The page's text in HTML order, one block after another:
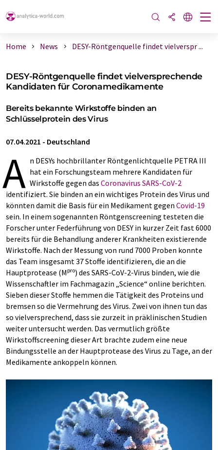
Home News DESY-Röntgenquelle findet vielverspr ...
DESY-Röntgenquelle findet vielversprechende
Kandidaten für Coronamedikamente
Bereits bekannte Wirkstoffe binden an
Schlüsselprotein des Virus
07.04.2021 - Deutschland
A n DESYs hochbrillanter Röntgenlichtquelle PETRA III
hat ein Forschungsteam mehrere Kandidaten für
Wirkstoffe gegen das Coronavirus SARS-CoV-2
identifiziert. Sie binden an ein wichtiges Protein des Virus und
könnten damit die Basis für ein Medikament gegen Covid-19
sein. In einem sogenannten Röntgenscreening testeten die
Forscher unter Federführung von DESY in kurzer Zeit fast 6000
bereits für die Behandlung anderer Krankheiten existierende
Wirkstoffe. Nach der Messung von rund 7000 Proben konnte
das Team insgesamt 37 Stoffe identifizieren, die an die
Hauptprotease (Mpro) des SARS-CoV-2-Virus binden, wie die
Wissenschaftler im Fachmagazin „Science“ online berichten.
Sieben dieser Stoffe hemmen die Tätigkeit des Proteins und
bremsen so die Vermehrung des Virus. Zwei von ihnen tun das
so vielversprechend, dass sie zurzeit in präklinischen Studien
weiter untersucht werden. Das vermutlich größte
Wirkstoffscreening dieser Art brachte zudem eine neue
Bindungsstelle an der Hauptprotease des Virus zu Tage, an der
Medikamente ankoppeln können.